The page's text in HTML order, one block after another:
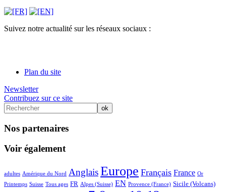
Suivez notre actualité sur les réseaux sociaux :
Plan du site
Newsletter
Contribuez sur ce site
Nos partenaires
Voir également
adultes Amérique du Nord AnglaisEurope Français France Or
Printemps
10/71 Suisse
5/71 Tous ages
23/71 FR
10/71 Alpes (Suisse)
34/71 EN
2/71 Provence (France)
20/71 Sicile (Volcans)
17/71